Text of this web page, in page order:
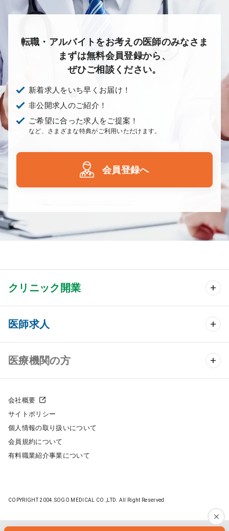
転職・アルバイトをお考えの医師のみなさま
まずは無料会員登録から、
ぜひご相談ください。
新着求人をいち早くお届け！
非公開求人のご紹介！
ご希望に合った求人をご提案！
など、さまざまな特典がご利用いただけます。
会員登録へ
クリニック開業
クリニック開業 TOP
クリニック物件検索
クリニックの開業スタイル
クリニック開業までの流れ
開業支援事例
医師求人
医師求人 TOP
常勤求人検索
スポット求人検索
転職ノウハウ
医療機関の方
採用をお考えの医療機関の方
会社概要
サイトポリシー
個人情報の取り扱いについて
会員規約について
有料職業紹介事業について
COPYRIGHT 2004.SOGO MEDICAL CO.,LTD. All Right Reserved